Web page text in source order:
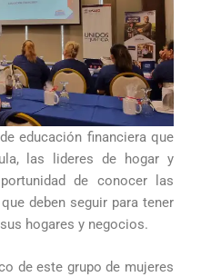
educación financiera que
las lideres de hogar y
de conocer las
deben seguir para tener
hogares y negocios.
de este grupo de mujeres